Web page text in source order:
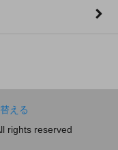
える
rights reserved